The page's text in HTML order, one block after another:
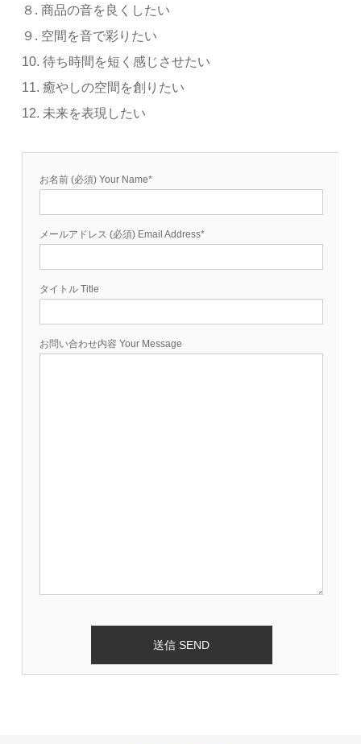
８. 商品の音を良くしたい
９. 空間を音で彩りたい
10. 待ち時間を短く感じさせたい
11. 癒やしの空間を創りたい
12. 未来を表現したい
お名前 (必須) Your Name*
メールアドレス (必須) Email Address*
タイトル Title
お問い合わせ内容 Your Message